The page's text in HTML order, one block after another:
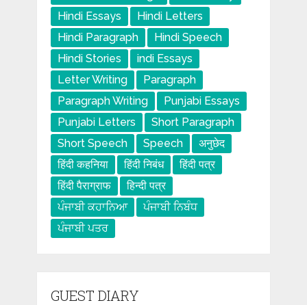
Hindi Essays
Hindi Letters
Hindi Paragraph
Hindi Speech
Hindi Stories
indi Essays
Letter Writing
Paragraph
Paragraph Writing
Punjabi Essays
Punjabi Letters
Short Paragraph
Short Speech
Speech
अनुछेद
हिंदी कहनिया
हिंदी निबंध
हिंदी पत्र
हिंदी पैराग्राफ
हिन्दी पत्र
ਪੰਜਾਬੀ ਕਹਾਨਿਆ
ਪੰਜਾਬੀ ਨਿਬੰਧ
ਪੰਜਾਬੀ ਪਤਰ
GUEST DIARY